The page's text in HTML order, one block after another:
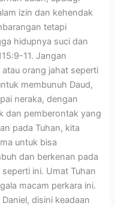
izin dan kehendak
tetapi
hidupnya suci dan
11. Jangan
orang jahat seperti
membunuh Daud,
neraka, dengan
dan pemberontak yang
pada Tuhan, kita
untuk bisa
dan berkenan pada
ini. Umat Tuhan
macam perkara ini.
disini keadaan